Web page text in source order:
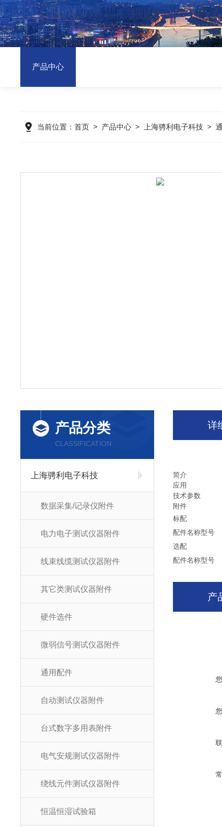
产品中心
当前位置： 首页> 产品中心> 上海骋利电子科技 >
产品分类
CLASSIFICATION
上海骋利电子科技
数据采集/记录仪附件
电力电子测试仪器附件
线束线缆测试仪器附件
其它类测试仪器附件
硬件选件
微弱信号测试仪器附件
通用配件
自动测试仪器附件
台式数字多用表附件
电气安规测试仪器附件
绕线元件测试仪器附件
恒温恒湿试验箱
详
简介
应用
技术参数
附件
标配
配件名称型号
选配
配件名称型号
产